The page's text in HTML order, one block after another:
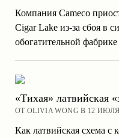
Компания Cameco
Cigar Lake из-за сбоя в
обогатительной
«Тихая» латвийская
ОТ OLIVIA WONG В 12
Как латвийская схема с